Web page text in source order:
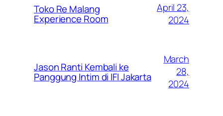
Toko Re Malang
Experience Room
April 23,
2024
Jason Ranti Kembali ke
Panggung Intim di IFI Jakarta
March
28,
2024